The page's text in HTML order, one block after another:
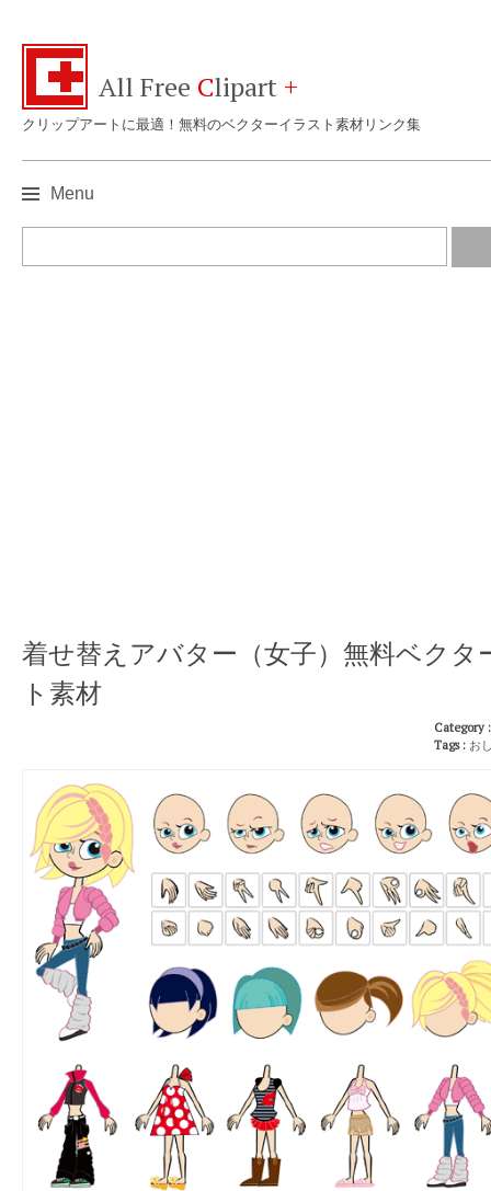
All Free Clipart +
クリップアートに最適！無料のベクターイラスト素材リンク集
Menu
着せ替えアバター（女子）無料ベクタ
ト素材
Category
Tags : お